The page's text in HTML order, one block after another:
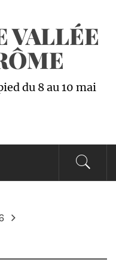
VALLÉE
du 8 au 10 mai